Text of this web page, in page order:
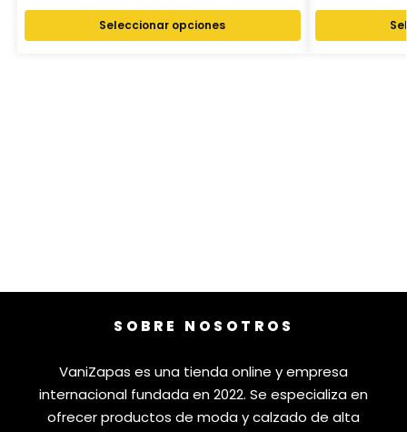
Seleccionar opciones
SOBRE NOSOTROS
VaniZapas es una tienda online y empresa
internacional fundada en 2022. Se especializa en
ofrecer productos de moda y calzado de alta